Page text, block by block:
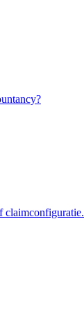
claimconfiguratie.